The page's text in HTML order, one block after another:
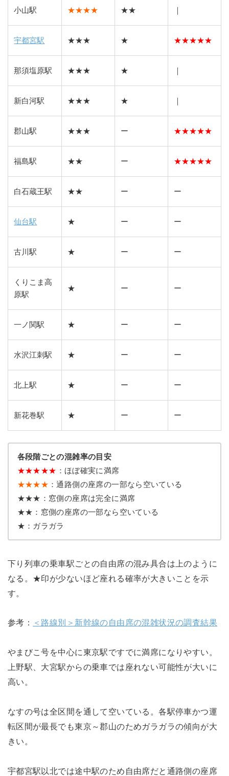
小山駅 ★★★★ ★★
宇都宮駅 ★★★ ★ ★★★★★
那須塩原駅 ★★★ ★
新白河駅 ★★★ ★
郡山駅 ★★★ ー ★★★★★
福島駅 ★★ ー ★★★★★
白石蔵王駅 ★★ ー ー
仙台駅 ★ ー ー
古川駅 ★ ー ー
くりこま高
原駅
★ ー ー
一ノ関駅 ★ ー ー
水沢江刺駅 ★ ー ー
北上駅 ★ ー ー
新花巻駅 ★ ー ー
各段階ごとの混雑率の目安
★★★★★ ：ほぼ確実に満席
★★★★ ：通路側の座席の一部なら空いている
★★★：窓側の座席は完全に満席
★★：窓側の座席の一部なら空いている
★：ガラガラ
下り列車の乗車駅ごとの自由席の混み具合は上のように
なる。★印が少ないほど座れる確率が大きいことを示
す。
参考： ＜路線別＞新幹線の自由席の混雑状況の調査結果
やまびこ号を中心に東京駅ですでに満席になりやすい。
上野駅、大宮駅からの乗車では座れない可能性が大いに
高い。
なすの号は全区間を通して空いている。各駅停車かつ運
転区間が最長でも東京～郡山のためガラガラの傾向が大
きい。
宇都宮駅以北では途中駅のため自由席だと通路側の座席